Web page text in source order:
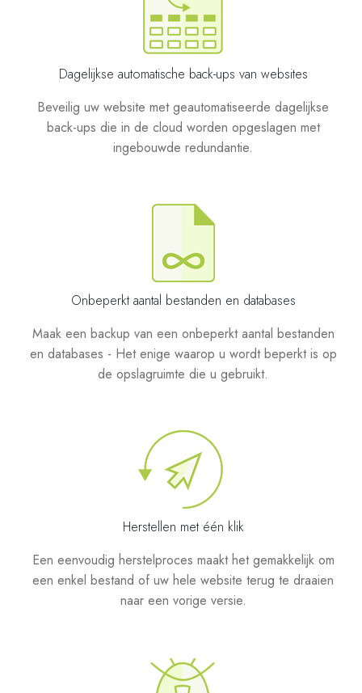
Dagelijkse automatische back-ups van websites
Beveilig uw website met geautomatiseerde dagelijkse
back-ups die in de cloud worden opgeslagen met
ingebouwde redundantie.
Onbeperkt aantal bestanden en databases
Maak een backup van een onbeperkt aantal bestanden
en databases - Het enige waarop u wordt beperkt is op
de opslagruimte die u gebruikt.
Herstellen met één klik
Een eenvoudig herstelproces maakt het gemakkelijk om
een enkel bestand of uw hele website terug te draaien
naar een vorige versie.